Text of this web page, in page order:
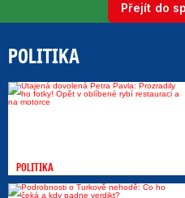
Přejít do
POLITIKA
POLITIKA